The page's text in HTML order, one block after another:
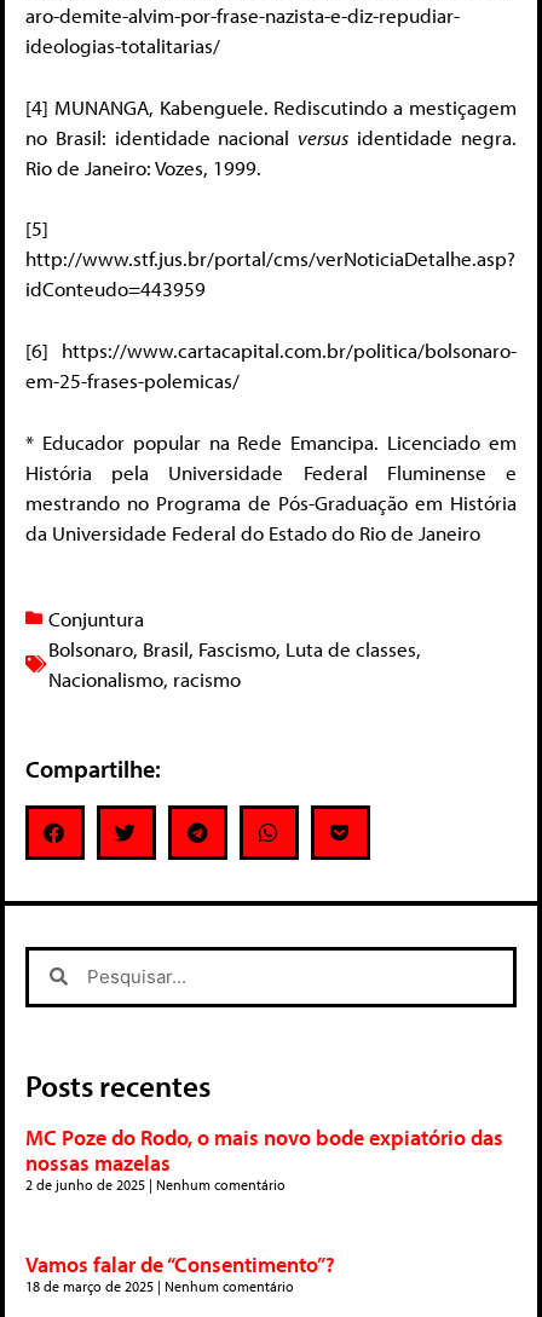
aro-demite-alvim-por-frase-nazista-e-diz-repudiar-
ideologias-totalitarias/
[4] MUNANGA, Kabenguele. Rediscutindo a mestiçagem
no Brasil: identidade nacional versus identidade negra.
Rio de Janeiro: Vozes, 1999.
[5]
http://www.stf.jus.br/portal/cms/verNoticiaDetalhe.asp?
idConteudo=443959
[6] https://www.cartacapital.com.br/politica/bolsonaro-
em-25-frases-polemicas/
* Educador popular na Rede Emancipa. Licenciado em
História pela Universidade Federal Fluminense e
mestrando no Programa de Pós-Graduação em História
da Universidade Federal do Estado do Rio de Janeiro
Conjuntura
Bolsonaro, Brasil, Fascismo, Luta de classes,
Nacionalismo, racismo
Compartilhe:
Posts recentes
MC Poze do Rodo, o mais novo bode expiatório das
nossas mazelas
2 de junho de 2025 Nenhum comentário
Vamos falar de “Consentimento”?
18 de março de 2025 Nenhum comentário